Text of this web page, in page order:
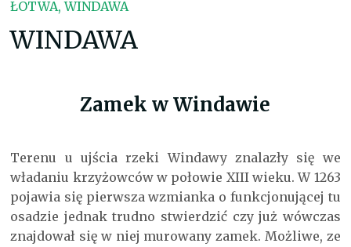
ŁOTWA, WINDAWA
WINDAWA
Zamek w Windawie
Terenu u ujścia rzeki Windawy znalazły się we
władaniu krzyżowców w połowie XIII wieku. W 1263
pojawia się pierwsza wzmianka o funkcjonującej tu
osadzie jednak trudno stwierdzić czy już wówczas
znajdował się w niej murowany zamek. Możliwe, ze